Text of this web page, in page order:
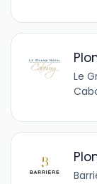
Le